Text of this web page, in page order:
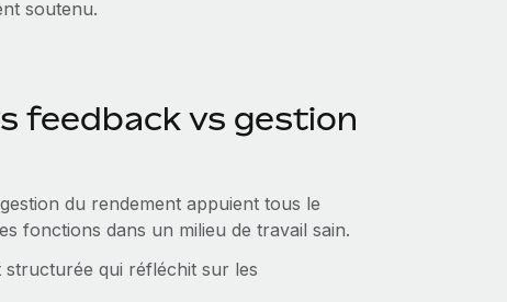
soutenu.
feedback vs gestion
du rendement appuient tous le
fonctions dans un milieu de travail sain.
structurée qui réfléchit sur les